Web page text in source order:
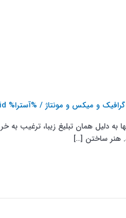
گرافیک و میکس و مونتاژ / %آسترا%
به دلیل همان تبلیغ زیبا، ترغیب
هنر ساختن […]